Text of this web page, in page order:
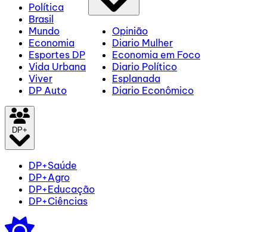
Política
Brasil
Mundo
Economia
Esportes DP
Vida Urbana
Viver
DP Auto
Opinião
Diario Mulher
Economia em Foco
Diario Político
Esplanada
Diario Econômico
DP+
DP+Saúde
DP+Agro
DP+Educação
DP+Ciências